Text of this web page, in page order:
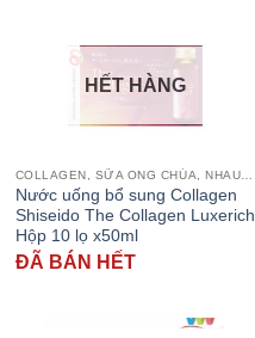
HẾT HÀNG
Nước uống bổ sung Collagen
Shiseido The Collagen Luxerich
Hộp 10 lọ x50ml
ĐÃ BÁN HẾT